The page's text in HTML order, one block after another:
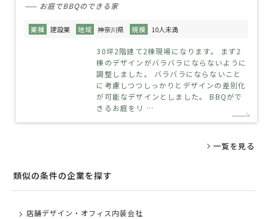
—— お庭でBBQのできる家
業種 建設業 地域 神奈川県 規模 10人未満
30坪2階建て2棟現場になります。 まず2
棟のデザインがバラバラにならないように
調整しました。 バラバラにならないこと
に考慮しつつしっかりとデザインの差別化
が可能なデザインとしました。 BBQがで
きるお庭をリ …
一覧を見る
類似の条件の企業を探す
店舗デザイン・オフィス内装会社